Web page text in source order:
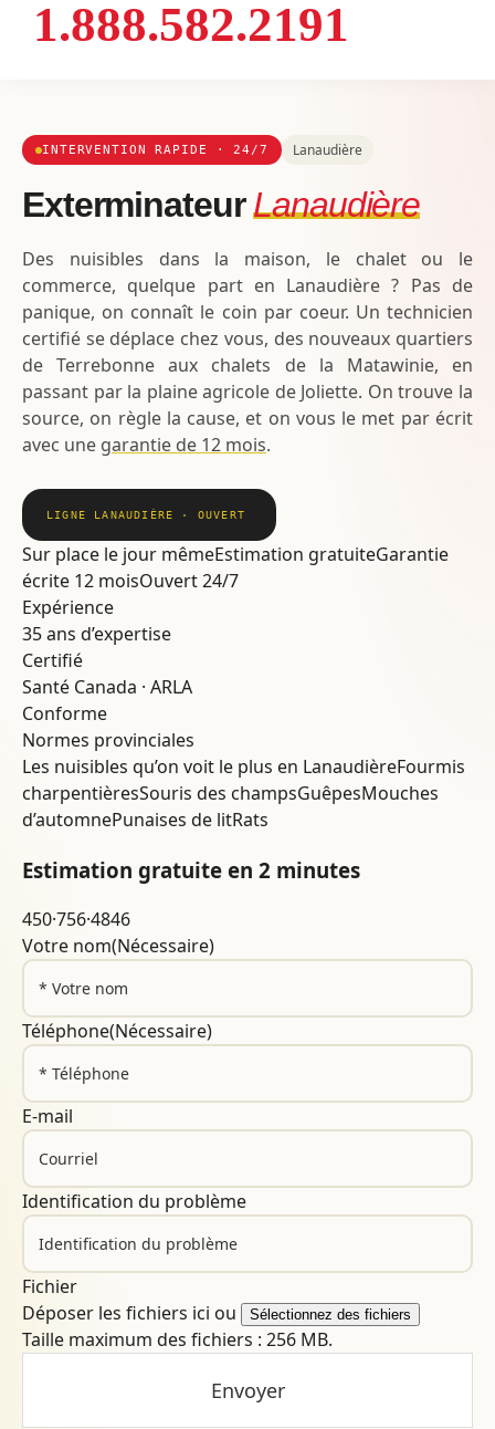
1.888.582.2191
INTERVENTION RAPIDE · 24/7 Lanaudière
ExterminateurLanaudière
Des nuisibles dans la maison, le chalet ou le
commerce, quelque part en Lanaudière ? Pas de
panique, on connaît le coin par coeur. Un technicien
certifié se déplace chez vous, des nouveaux quartiers
de Terrebonne aux chalets de la Matawinie, en
passant par la plaine agricole de Joliette. On trouve la
source, on règle la cause, et on vous le met par écrit
avec une garantie de 12 mois.
LIGNE LANAUDIÈRE · OUVERT
Sur place le jour mêmeEstimation gratuiteGarantie
écrite 12 moisOuvert 24/7
Expérience
35 ans d’expertise
Certifié
Santé Canada · ARLA
Conforme
Normes provinciales
Les nuisibles qu’on voit le plus en LanaudièreFourmis
charpentièresSouris des champsGuêpesMouches
d’automnePunaises de litRats
Estimation gratuite en 2 minutes
450·756·4846
Votre nom(Nécessaire)
Téléphone(Nécessaire)
E-mail
Identification du problème
Fichier
Déposer les fichiers ici ou
Sélectionnez des fichiers
Taille maximum des fichiers : 256 MB.